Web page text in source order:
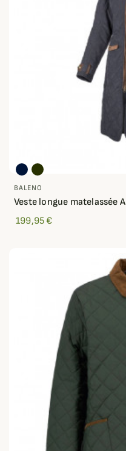
BALENO
Veste longue matelassée
199,95 €